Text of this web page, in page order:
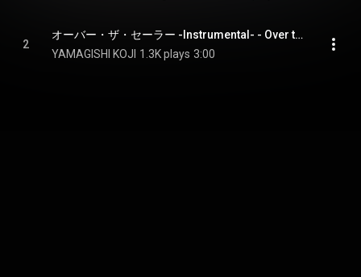
2
オーバー・ザ・セーラー -Instrumental- - Over the Sailor -Instrumental-
YAMAGISHI KOJI 1.3K plays 3:00